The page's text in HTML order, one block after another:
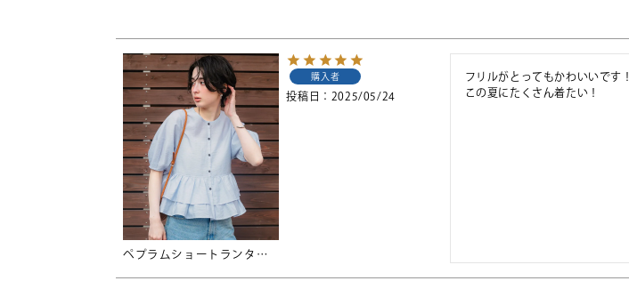
ペプラムショートランタンスリーブブラウス【メール便可／100】
購入者
投稿日 2025/05/24
フリルがとってもかわいいです！
この夏にたくさん着たい！